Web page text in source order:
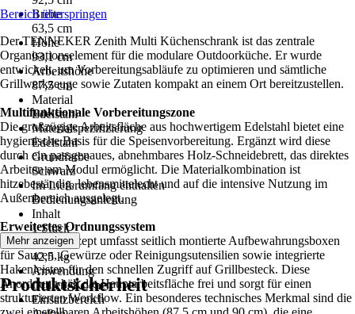
Breite
63,5 cm
Höhe
93,1 cm
Arbeitshöhe
87,5 cm
Material
Edelstahl
Materialspezifizierung
Edelstahl
Grundfarbe
Schwarz
Im Lieferumfang enthalten
Bedienungsanleitung
Inhalt
1 Stück
Gewicht
42,5 kg
Anwendung
Grillen, Kochen
Einsatzbereich
Bereich überspringen
Der TENNEKER Zenith Multi Küchenschrank ist das zentrale
Organisationselement für die modulare Outdoorküche. Er wurde
entwickelt, um Vorbereitungsabläufe zu optimieren und sämtliche
Grillwerkzeuge sowie Zutaten kompakt an einem Ort bereitzustellen.
Multifunktionale Vorbereitungszone
Die großzügige Arbeitsfläche aus hochwertigem Edelstahl bietet eine
hygienische Basis für die Speisenvorbereitung. Ergänzt wird diese
durch ein passgenaues, abnehmbares Holz-Schneidebrett, das direktes
Arbeiten am Modul ermöglicht. Die Materialkombination ist
hitzebeständig, lebensmittelecht und auf die intensive Nutzung im
Außenbereich ausgelegt.
Erweitertes Ordnungssystem
Das Multi-Konzept umfasst seitlich montierte Aufbewahrungsboxen
für Saucen, Gewürze oder Reinigungsutensilien sowie integrierte
Hakenleisten für den schnellen Zugriff auf Grillbesteck. Diese
Anordnung hält die Hauptarbeitsfläche frei und sorgt für einen
strukturierten Workflow. Ein besonderes technisches Merkmal sind die
Mehr anzeigen
Produktsicherheit